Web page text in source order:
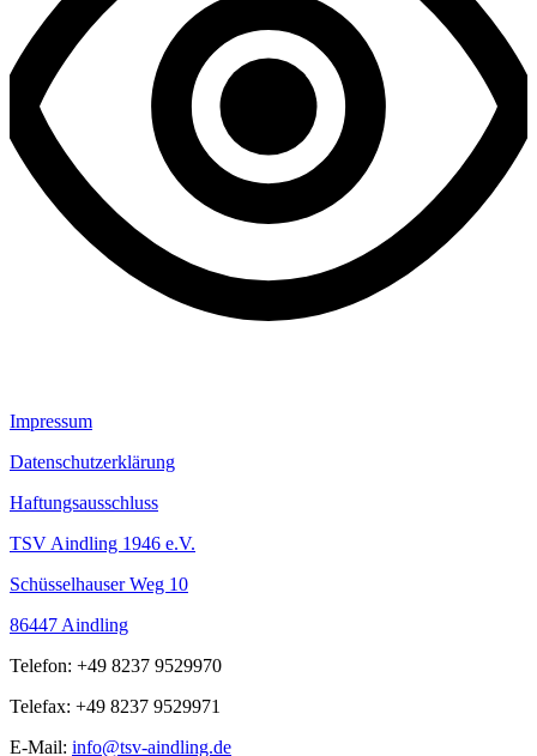
Impressum
Datenschutzerklärung
Haftungsausschluss
TSV Aindling 1946 e.V.
Schüsselhauser Weg 10
86447 Aindling
Telefon: +49 8237 9529970
Telefax: +49 8237 9529971
E-Mail: info@tsv-aindling.de